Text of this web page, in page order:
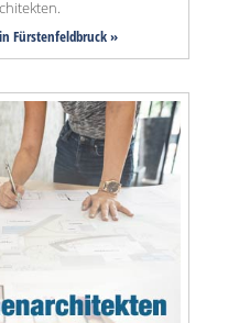
Fürstenfeldbruck »